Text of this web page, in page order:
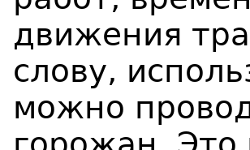
движения
слову,
можно